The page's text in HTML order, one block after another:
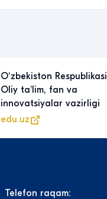
Oʻzbekiston Respublikasi
Oliy taʼlim, fan va
innovatsiyalar vazirligi
edu.uz
Telefon raqam: